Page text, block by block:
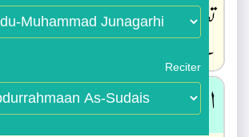
Reciter
تعریف اللہ ہی کے لیے ہے جو تمام
الرَّحْمٰنِ الرَّحِيْمِ ۝ۙĄ